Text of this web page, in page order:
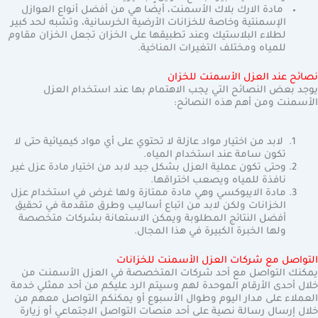
مادة الارك بلاك الأسمنت، أيضًا هي من أفضل أنواع العوازل
الإسمنتية وخاصة للخزانات الأرضية الخرسانية، وتشبه لحد كبير
لطلاء البلاستيك وعند تطبيقها على الخزان تجعل الخزان مقاوم
للمياه ومختلف التغيرات المناخية.
نصائح عند العزل الأسمنت للخزان
يوجد بعض النصائح التي يجب الاهتمام بها عند استخدام العزل
الأسمنت ومن أهم هذه النصائح:
لابد من اختيار مواد عازلة لا تحتوي على أي مواد كيميائية حتى لا
تكون سامة عند استخدام المياه.
وحتى تكون عملية العزل بشكل جيد لابد من اختيار مادة عزل غير
نافذة للمياه ويصعب اختراقها.
مادة الايبوكسي وهي مادة ممتازة ولها غرض في استخدام عزل
الخزانات ولكن لابد من اتباع أساليب وطرق متقدمة في تحقيق
أفضل النتائج المطلوبة ويمكن الاستعانة بشركات متخصصة
ولها الخبرة الكبيرة في هذا المجال.
التواصل مع شركات العزل الأسمنت للخزانات
يمكنك التواصل مع أحد شركات المتخصصة في العزل الأسمنت من
خلال أحدى الأرقام الموحدة لهم وسيتم الرد عليكم من أحد ممثلي خدمة
العملاء على مدار اليوم وطوال الأسبوع أو يمكنكم التواصل معهم من
خلال إرسال رسالة نصية على أحد منصات التواصل الاجتماعي أو زيارة